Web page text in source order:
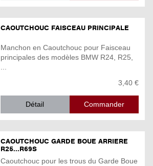
CAOUTCHOUC FAISCEAU PRINCIPALE
Manchon en Caoutchouc pour Faisceau
principales des modèles BMW R24, R25,
3,40 €
Détail
CAOUTCHOUC GARDE BOUE ARRIERE
R25...R69S
Caoutchouc pour les trous du Garde Boue